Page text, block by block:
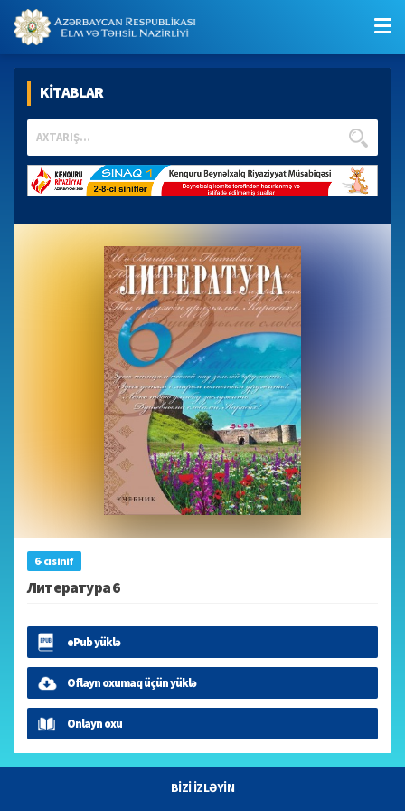
KİTABLAR
6-cı sinif
Литература 6
ePub yüklə
Oflayn oxumaq üçün yüklə
Onlayn oxu
BİZİ İZLƏYİN